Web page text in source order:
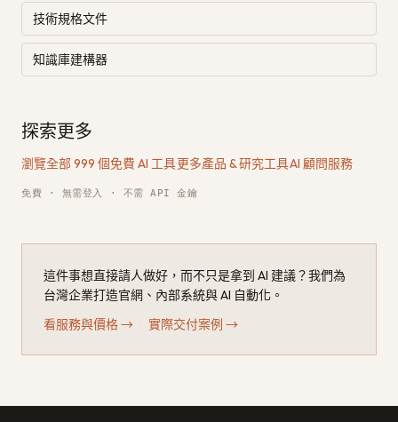
技術規格文件
知識庫建構器
探索更多
瀏覽全部 999 個免費 AI 工具·更多產品 & 研究工具·AI 顧問服務
免費 · 無需登入 · 不需 API 金鑰
這件事想直接請人做好，而不只是拿到 AI 建議？我們為
台灣企業打造官網、內部系統與 AI 自動化。
看服務與價格→ 實際交付案例 →